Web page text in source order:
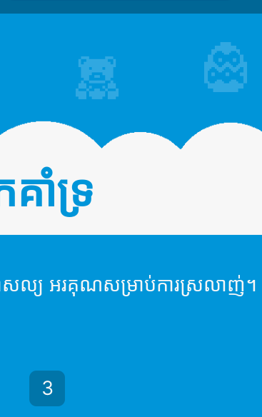
ាំទ្រ
សល្យ អរគុណសម្រាប់ការស្រលាញ់។
3